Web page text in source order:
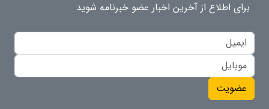
برای اطلاع از آخرین اخبار عضو خبرنامه شوید
عضویت